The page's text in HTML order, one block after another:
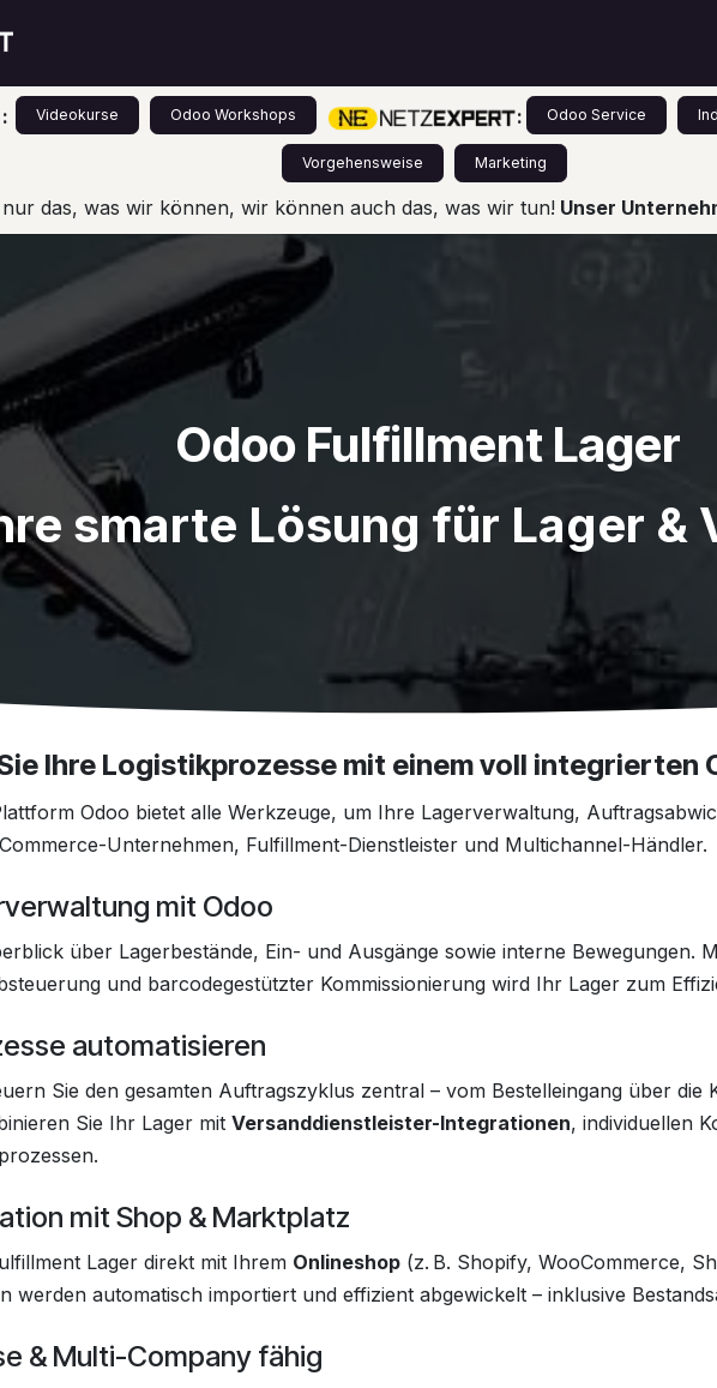
: Videokurse Odoo Workshops : Odoo Service
Vorgehensweise Marketing
das, was wir können, wir können auch das, was wir tun! Unser
Odoo Fulfillment Lager
smarte Lösung für Lager &
Ihre Logistikprozesse mit einem voll integrierten
Odoo bietet alle Werkzeuge, um Ihre Lagerverwaltung,
Unternehmen, Fulfillment-Dienstleister und Multichannel-Händler.
mit Odoo
über Lagerbestände, Ein- und Ausgänge sowie interne Bewegungen.
und barcodegestützter Kommissionierung wird Ihr Lager zum
automatisieren
Sie den gesamten Auftragszyklus zentral – vom Bestelleingang über die
Sie Ihr Lager mit Versanddienstleister-Integrationen, individuellen
mit Shop & Marktplatz
Lager direkt mit Ihrem Onlineshop (z. B. Shopify, WooCommerce,
werden automatisch importiert und effizient abgewickelt – inklusive
& Multi-Company fähig